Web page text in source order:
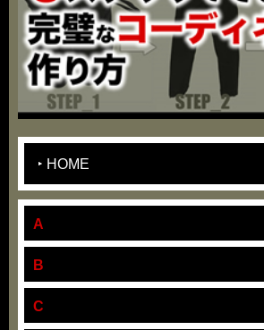
HOME
A
B
C